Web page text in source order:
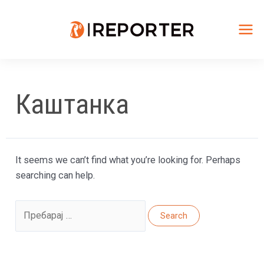
Каштанка
It seems we can’t find what you’re looking for. Perhaps
searching can help.